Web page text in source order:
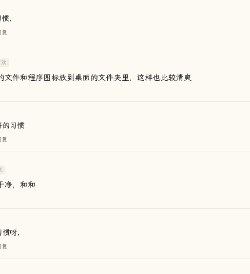
，
复
文件和程序图标放到桌面的文件夹里，这样也比较清爽
的习惯
复
净，和和
呀，
复